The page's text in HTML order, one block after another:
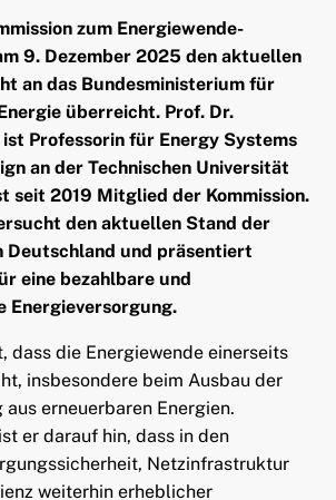
zum Energiewende-
9. Dezember 2025 den aktuellen
an das Bundesministerium für
überreicht. Prof. Dr.
Professorin für Energy Systems
an der Technischen Universität
seit 2019 Mitglied der Kommission.
den aktuellen Stand der
Deutschland und präsentiert
eine bezahlbare und
Energieversorgung.
dass die Energiewende einerseits
insbesondere beim Ausbau der
erneuerbaren Energien.
er darauf hin, dass in den
Netzinfrastruktur
weiterhin erheblicher